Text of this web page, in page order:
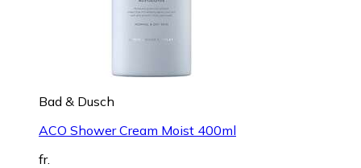
Bad & Dusch
ACO Shower Cream Moist 400ml
fr.